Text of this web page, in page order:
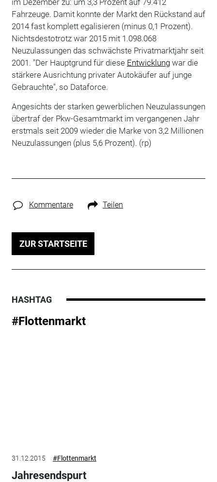
Fahrzeuge. Damit konnte der Markt den Rückstand auf
2014 fast komplett egalisieren (minus 0,1 Prozent).
Nichtsdestotrotz war 2015 mit 1.098.068
Neuzulassungen das schwächste Privatmarktjahr seit
2001. "Der Hauptgrund für diese Entwicklungwar die
stärkere Ausrichtung privater Autokäufer auf junge
Gebrauchte", so Dataforce.
Angesichts der starken gewerblichen Neuzulassungen
übertraf der Pkw-Gesamtmarkt im vergangenen Jahr
erstmals seit 2009 wieder die Marke von 3,2 Millionen
Neuzulassungen (plus 5,6 Prozent). (rp)
Kommentare Teilen
ZUR STARTSEITE
HASHTAG
#Flottenmarkt
31.12.2015 #Flottenmarkt
Jahresendspurt